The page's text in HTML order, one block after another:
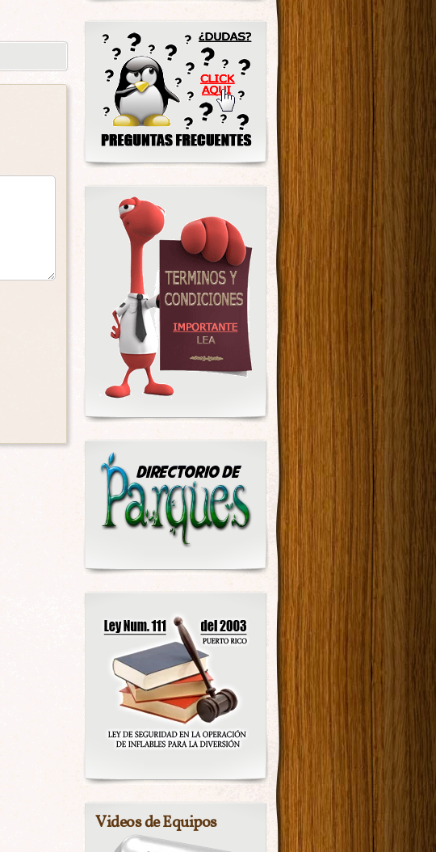
Videos de Equipos